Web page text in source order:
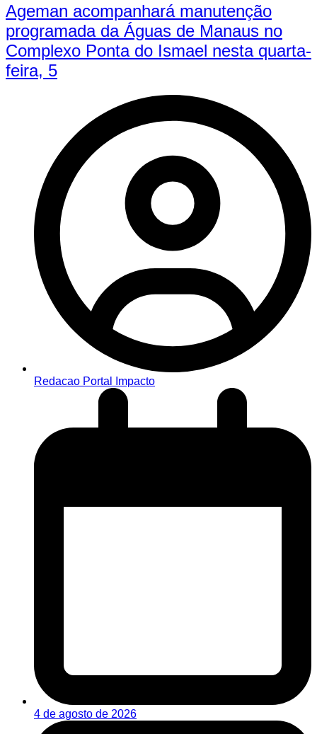
Ageman acompanhará manutenção
programada da Águas de Manaus no
Complexo Ponta do Ismael nesta quarta-
feira, 5
Redacao Portal Impacto
4 de agosto de 2026